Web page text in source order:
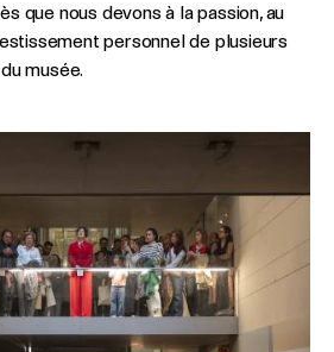
que nous devons à la passion, au
personnel de plusieurs
musée.